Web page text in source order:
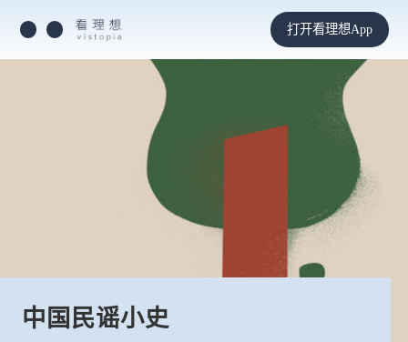
打开看理想App
中国民谣小史